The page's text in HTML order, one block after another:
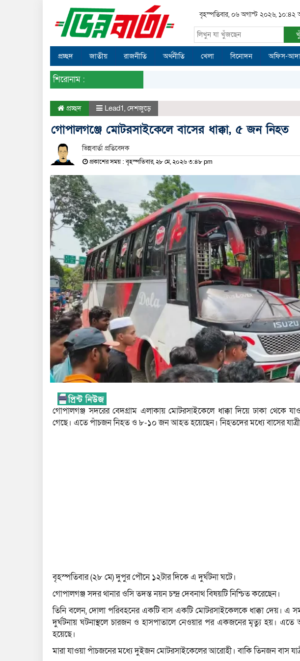
বৃহস্পতিবার, ০৬ অগাস্ট ২০২৬, ১০:৪২
প্রচ্ছদ জাতীয় রাজনীতি অর্থনীতি খেলা বিনোদন অফিস-
শিরোনাম :
প্রচ্ছদ Lead1, দেশজুড়ে
গোপালগঞ্জে মোটরসাইকেলে বাসের ধাক্কা, ৫ জন নিহত
ভিন্নবার্তা প্রতিবেদক
প্রকাশের সময় : বৃহস্পতিবার, ২৮ মে, ২০২৬ ৩:৪৮ pm
গোপালগঞ্জ সদরের বেদগ্রাম এলাকায় মোটরসাইকেলে ধাক্কা দিয়ে ঢাকা থেকে
গেছে। এতে পাঁচজন নিহত ও ৮-১০ জন আহত হয়েছেন। নিহতদের মধ্যে বাসের
বৃহস্পতিবার (২৮ মে) দুপুর পৌনে ১২টার দিকে এ দুর্ঘটনা ঘটে।
গোপালগঞ্জ সদর থানার ওসি তদন্ত নয়ন চন্দ্র দেবনাথ বিষয়টি নিশ্চিত করেছেন।
তিনি বলেন, দোলা পরিবহনের একটি বাস একটি মোটরসাইকেলকে ধাক্কা দেয়। এ
দুর্ঘটনায় ঘটনাস্থলে চারজন ও হাসপাতালে নেওয়ার পর একজনের মৃত্যু হয়।
হয়েছে।
মারা যাওয়া পাঁচজনের মধ্যে দুইজন মোটরসাইকেলের আরোহী। বাকি তিনজন বাস